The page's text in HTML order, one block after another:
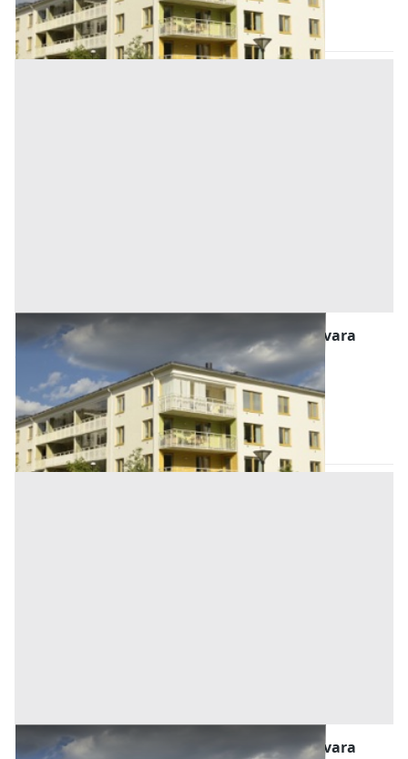
Codice asta: AI1149122
Asta chiusa
Abitazione di Tipo Economico all'asta a Novara
Suno (Novara)
Offerta minima
51.750 € 69.000 €
Codice asta: AI1361301
Asta chiusa
Abitazione di Tipo Economico all'asta a Novara